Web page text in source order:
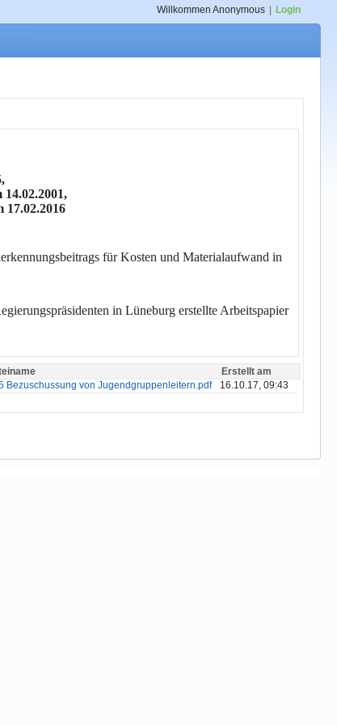
Willkommen Anonymous Login
14.02.2001,
17.02.2016
für Kosten und Materialaufwand in
in Lüneburg erstellte Arbeitspapier
Erstellt am
Bezuschussung von Jugendgruppenleitern.pdf 16.10.17, 09:43